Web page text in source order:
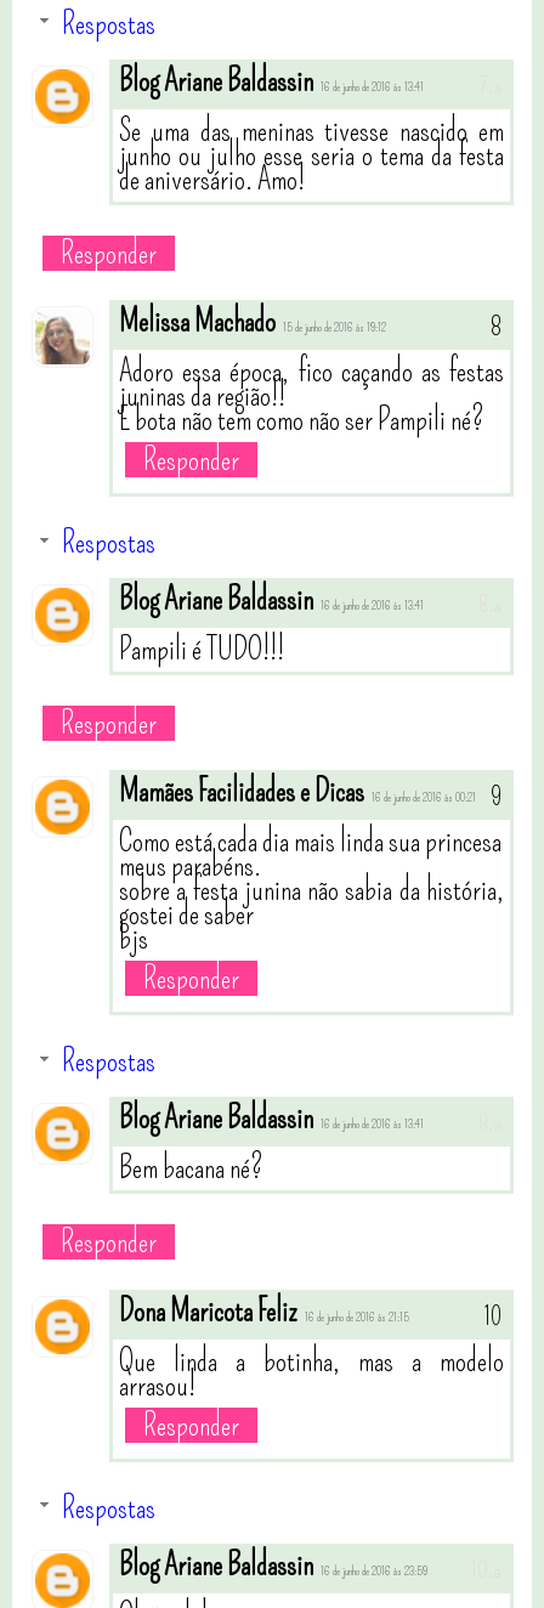
Respostas
Blog Ariane Baldassin 16 de junho de 2016 às 13:41
Se uma das meninas tivesse nascido em
junho ou julho esse seria o tema da festa
de aniversário. Amo!
Responder
Melissa Machado 15 de junho de 2016 às 19:12
Adoro essa época, fico caçando as festas
juninas da região!!
E bota não tem como não ser Pampili né?
Responder
Respostas
Blog Ariane Baldassin 16 de junho de 2016 às 13:41
Pampili é TUDO!!!
Responder
Mamães Facilidades e Dicas 16 de junho de 2016 às 00:21
Como está cada dia mais linda sua princesa
meus parabéns.
sobre a festa junina não sabia da história,
gostei de saber
bjs
Responder
Respostas
Blog Ariane Baldassin 16 de junho de 2016 às 13:41
Bem bacana né?
Responder
Dona Maricota Feliz 16 de junho de 2016 às 21:15
Que linda a botinha, mas a modelo
arrasou!
Responder
Respostas
Blog Ariane Baldassin 16 de junho de 2016 às 23:59